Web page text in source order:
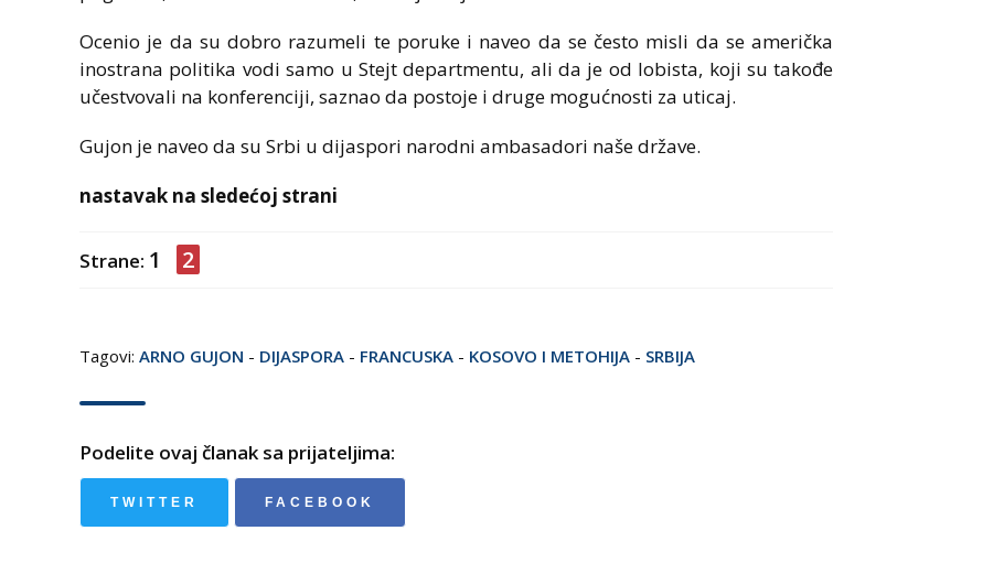
Ocenio je da su dobro razumeli te poruke i naveo da se često misli da se američka
inostrana politika vodi samo u Stejt departmentu, ali da je od lobista, koji su takođe
učestvovali na konferenciji, saznao da postoje i druge mogućnosti za uticaj.
Gujon je naveo da su Srbi u dijaspori narodni ambasadori naše države.
nastavak na sledećoj strani
Strane: 1 2
Tagovi: ARNO GUJON - DIJASPORA - FRANCUSKA - KOSOVO I METOHIJA - SRBIJA
Podelite ovaj članak sa prijateljima:
TWITTER FACEBOOK